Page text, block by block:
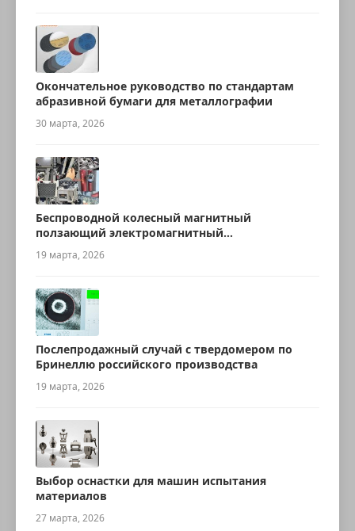
Окончательное руководство по стандартам
абразивной бумаги для металлографии
30 марта, 2026
Беспроводной колесный магнитный
ползающий электромагнитный
ультразвуковой робот для измерения
толщины
19 марта, 2026
Послепродажный случай с твердомером по
Бринеллю российского производства
19 марта, 2026
Выбор оснастки для машин испытания
материалов
27 марта, 2026